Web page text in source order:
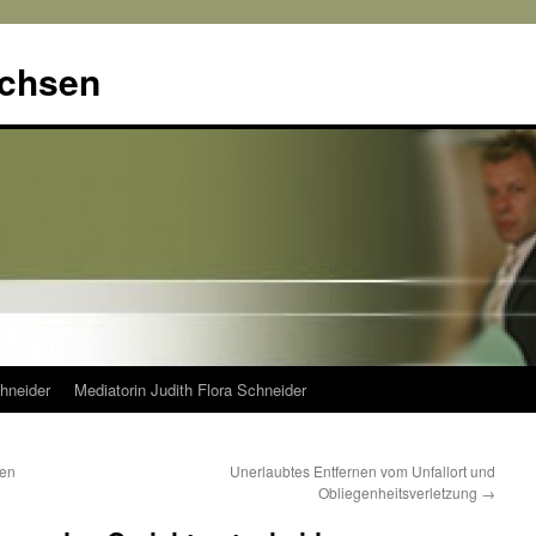
Mediatorin Judith Flora Schneider
Unerlaubtes Entfernen vom Unfallort und
Obliegenheitsverletzung →